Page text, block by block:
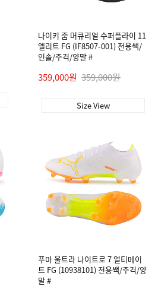
나이키 줌 머큐리얼 수퍼플라이 11
엘리트 FG (IF8507-001) 전용쌕/
인솔/주걱/양말 #
359,000원 359,000원
Size View
푸마 울트라 나이트로 7 얼티메이
트 FG (10938101) 전용쌕/주걱/양
말 #